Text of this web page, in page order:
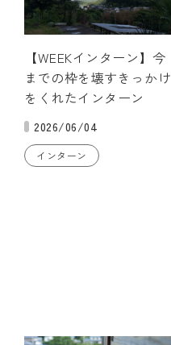
【WEEKインターン】今
までの枠を壊すきっかけ
をくれたインターン
2026/06/04
インターン